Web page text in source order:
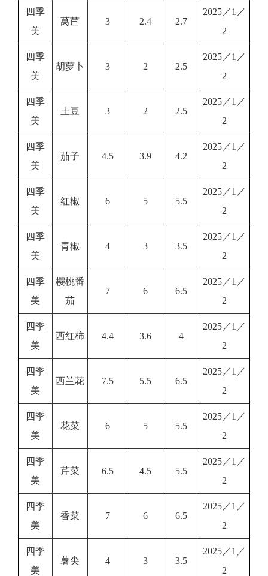
四季
美
莴苣 3 2.4 2.7
2025／1／
2
四季
美
胡萝卜 3 2 2.5
2025／1／
2
四季
美
土豆 3 2 2.5
2025／1／
2
四季
美
茄子 4.5 3.9 4.2
2025／1／
2
四季
美
红椒 6 5 5.5
2025／1／
2
四季
美
青椒 4 3 3.5
2025／1／
2
四季
美
樱桃番
茄
7 6 6.5
2025／1／
2
四季
美
西红柿 4.4 3.6 4
2025／1／
2
四季
美
西兰花 7.5 5.5 6.5
2025／1／
2
四季
美
花菜 6 5 5.5
2025／1／
2
四季
美
芹菜 6.5 4.5 5.5
2025／1／
2
四季
美
香菜 7 6 6.5
2025／1／
2
四季
美
薯尖 4 3 3.5
2025／1／
2